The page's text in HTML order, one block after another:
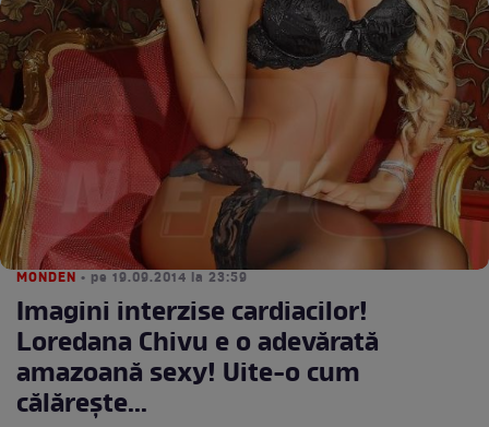
MONDEN • pe 19.09.2014 la 23:59
Imagini interzise cardiacilor!
Loredana Chivu e o adevărată
amazoană sexy! Uite-o cum
călărește...